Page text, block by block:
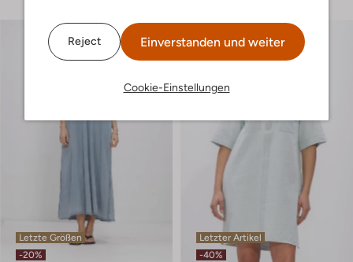
Reject Einverstanden und weiter
Cookie-Einstellungen
Letzte Größen
-20%
Letzter Artikel
-40%